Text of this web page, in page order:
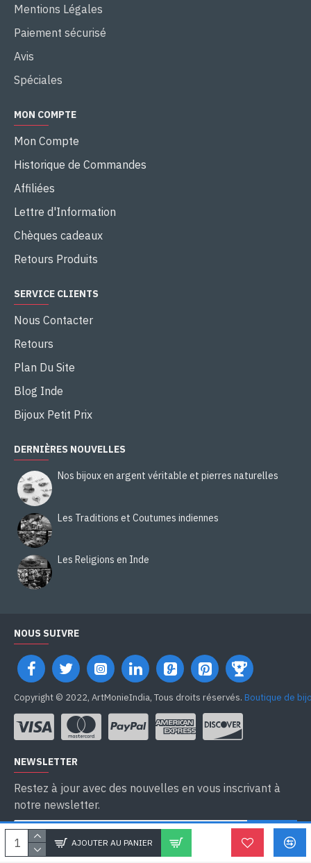
AJOUTER AU PANIER
Mentions Légales
Paiement sécurisé
Avis
Spéciales
MON COMPTE
Mon Compte
Historique de Commandes
Affiliées
Lettre d'Information
Chèques cadeaux
Retours Produits
SERVICE CLIENTS
Nous Contacter
Retours
Plan Du Site
Blog Inde
Bijoux Petit Prix
DERNIÈRES NOUVELLES
Nos bijoux en argent véritable et pierres naturelles
Les Traditions et Coutumes indiennes
Les Religions en Inde
NOUS SUIVRE
Copyright © 2022, ArtMonieIndia, Tous droits réservés. Boutique de
NEWSLETTER
Restez à jour avec des nouvelles en vous inscrivant à
notre newsletter.